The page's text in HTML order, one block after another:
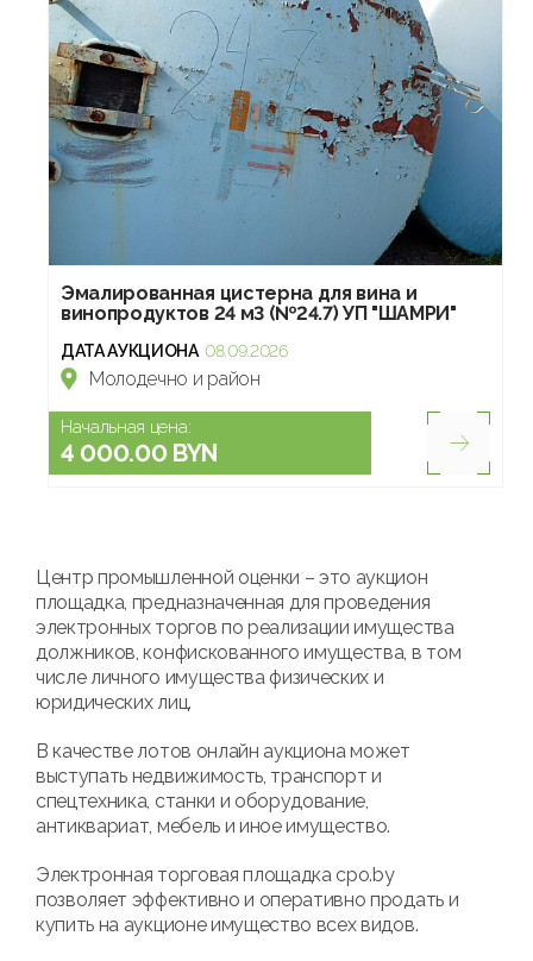
Эмалированная цистерна для вина и
винопродуктов 24 м3 (№24.7) УП "ШАМРИ"
ДАТА АУКЦИОНА 08.09.2026
Молодечно и район
Начальная цена:
4 000.00 BYN
Центр промышленной оценки – это аукцион
площадка, предназначенная для проведения
электронных торгов по реализации имущества
должников, конфискованного имущества, в том
числе личного имущества физических и
юридических лиц.
В качестве лотов онлайн аукциона может
выступать недвижимость, транспорт и
спецтехника, станки и оборудование,
антиквариат, мебель и иное имущество.
Электронная торговая площадка cpo.by
позволяет эффективно и оперативно продать и
купить на аукционе имущество всех видов.